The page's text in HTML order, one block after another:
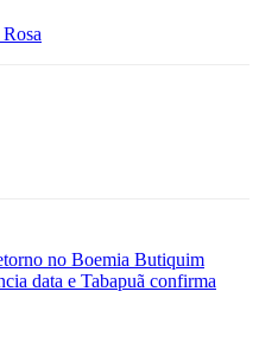
no Boemia Butiquim
data e Tabapuã confirma